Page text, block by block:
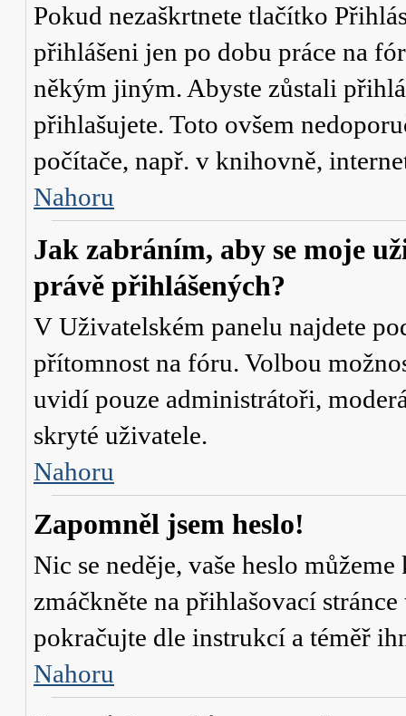
Pokud nezaškrtnete tlačítko
přihlášeni jen po dobu práce na
někým jiným. Abyste zůstali
přihlašujete. Toto ovšem
počítače, např. v knihovně,
Nahoru
Jak zabráním, aby se moje
právě přihlášených?
V Uživatelském panelu najdete
přítomnost na fóru. Volbou
uvidí pouze administrátoři,
skryté uživatele.
Nahoru
Zapomněl jsem heslo!
Nic se neděje, vaše heslo
zmáčkněte na přihlašovací
pokračujte dle instrukcí a téměř
Nahoru